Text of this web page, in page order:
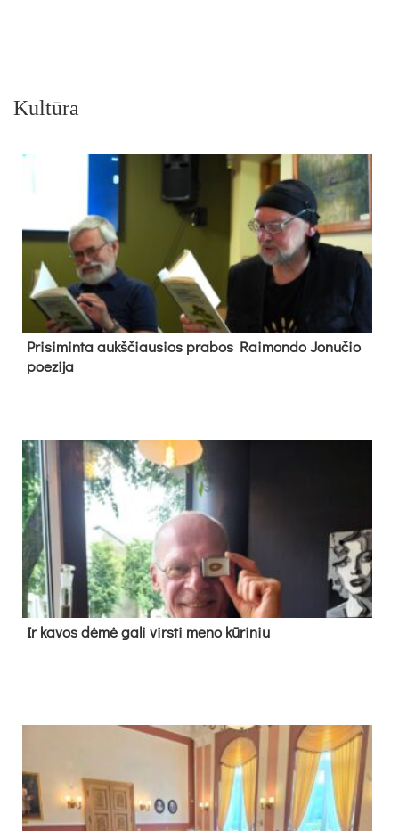
Kultūra
Pri­si­min­ta aukš­čiau­sios pra­bos Rai­mon­do Jo­nu­čio
poe­zi­ja
Ir ka­vos dė­mė ga­li virs­ti me­no kū­ri­niu